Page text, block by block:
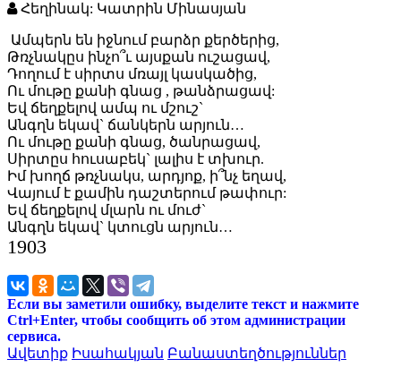
Հեղինակ: Կատրին Մինասյան
Ամպերն են իջնում բարձր քերծերից,
Թռչնակըս ինչո՞ւ այսքան ուշացավ,
Դողում է սիրտս մռայլ կասկածից,
Ու մութը քանի գնաց , թանձրացավ:
Եվ ճեղքելով ամպ ու մշուշ`
Անգղն եկավ` ճանկերն արյուն…
Ու մութը քանի գնաց, ծանրացավ,
Սիրտըս հուսաբեկ` լալիս է տխուր.
Իմ խողճ թռչնակս, արդյոք, ի՞նչ եղավ,
Վայում է քամին դաշտերում թափուր:
Եվ ճեղքելով մլարն ու մուժ`
Անգղն եկավ` կտուցն արյուն…
1903
Если вы заметили ошибку, выделите текст и нажмите
Ctrl+Enter, чтобы сообщить об этом администрации
сервиса.
Ավետիք Իսահակյան Բանաստեղծություններ